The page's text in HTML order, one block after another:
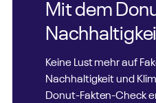
Mit dem
Keine Lust mehr auf
Nachhaltigkeit und
Donut-Fakten-Check